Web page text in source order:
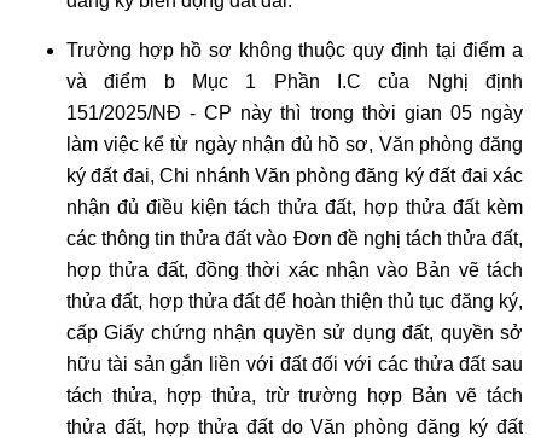
Trường hợp hồ sơ không thuộc quy định tại điểm a
và điểm b Mục 1 Phần I.C của Nghị định
151/2025/NĐ - CP này thì trong thời gian 05 ngày
làm việc kể từ ngày nhận đủ hồ sơ, Văn phòng đăng
ký đất đai, Chi nhánh Văn phòng đăng ký đất đai xác
nhận đủ điều kiện tách thửa đất, hợp thửa đất kèm
các thông tin thửa đất vào Đơn đề nghị tách thửa đất,
hợp thửa đất, đồng thời xác nhận vào Bản vẽ tách
thửa đất, hợp thửa đất để hoàn thiện thủ tục đăng ký,
cấp Giấy chứng nhận quyền sử dụng đất, quyền sở
hữu tài sản gắn liền với đất đối với các thửa đất sau
tách thửa, hợp thửa, trừ trường hợp Bản vẽ tách
thửa đất, hợp thửa đất do Văn phòng đăng ký đất